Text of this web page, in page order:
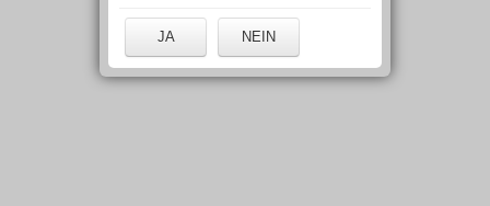
JA NEIN